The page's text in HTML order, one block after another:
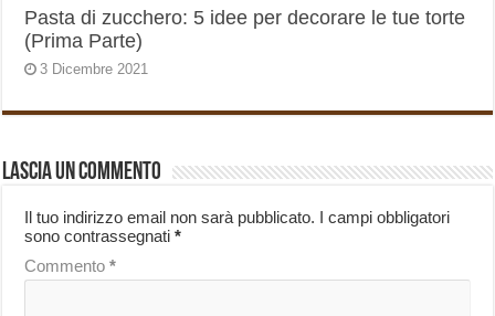
Pasta di zucchero: 5 idee per decorare le tue torte
(Prima Parte)
3 Dicembre 2021
Lascia un commento
Il tuo indirizzo email non sarà pubblicato. I campi obbligatori
sono contrassegnati*
Commento*